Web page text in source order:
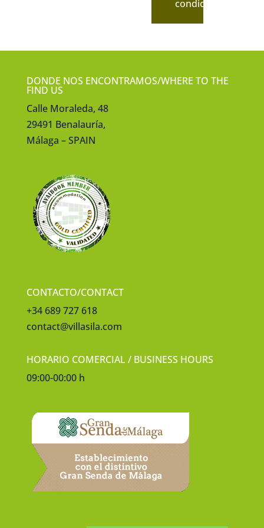
condiciones.
DONDE NOS ENCONTRAMOS/WHERE TO THE
FIND US
Calle Moraleda, 48
29491 Benalauría,
Málaga – SPAIN
CONTACTO/CONTACT
+34 689 727 618
contact@villasila.com
HORARIO COMERCIAL / BUSINESS HOURS
09:00-00:00 h